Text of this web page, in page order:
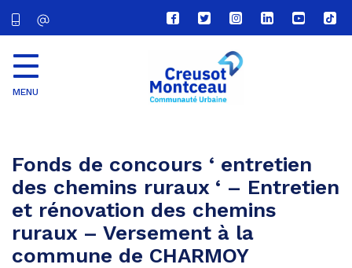
Lien
vers
compte
Facebook
Lien
vers
compte
Twitter
Lien
vers
le
compte
Lien
vers
Lien
vers
Lien
vers
MENU
Fonds de concours ‘ entretien
des chemins ruraux ‘ – Entretien
et rénovation des chemins
ruraux – Versement à la
commune de CHARMOY